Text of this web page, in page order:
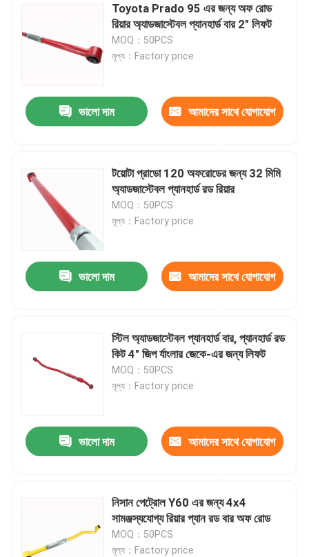
Toyota Prado 95 এর জন্য অফ রোড
রিয়ার অ্যাডজাস্টেবল প্যানহার্ড বার 2" লিফট
MOQ：50PCS
মূল্য：Factory price
ভালো দাম আমাদের সাথে যোগাযোগ
টয়োটা প্রাডো 120 অফরোডের জন্য 32 মিমি
অ্যাডজাস্টেবল প্যানহার্ড রড রিয়ার
MOQ：50PCS
মূল্য：Factory price
ভালো দাম আমাদের সাথে যোগাযোগ
স্টিল অ্যাডজাস্টেবল প্যানহার্ড বার, প্যানহার্ড রড
কিট 4" জিপ র্যাংলার জেকে-এর জন্য লিফট
MOQ：50PCS
মূল্য：Factory price
ভালো দাম আমাদের সাথে যোগাযোগ
নিসান পেট্রোল Y60 এর জন্য 4x4
সামঞ্জস্যযোগ্য রিয়ার প্যান রড বার অফ রোড
MOQ：50PCS
মূল্য：Factory price